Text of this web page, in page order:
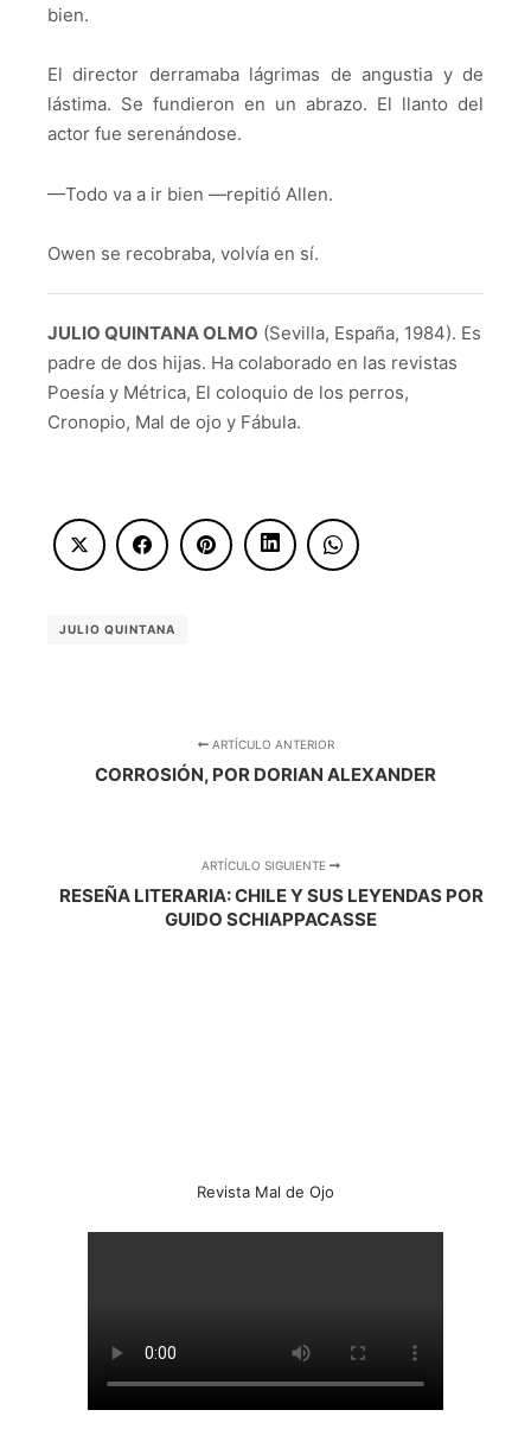
bien.
El director derramaba lágrimas de angustia y de
lástima. Se fundieron en un abrazo. El llanto del
actor fue serenándose.
—Todo va a ir bien —repitió Allen.
Owen se recobraba, volvía en sí.
JULIO QUINTANA OLMO (Sevilla, España, 1984). Es
padre de dos hijas. Ha colaborado en las revistas
Poesía y Métrica, El coloquio de los perros,
Cronopio, Mal de ojo y Fábula.
JULIO QUINTANA
ARTÍCULO ANTERIOR
CORROSIÓN, POR DORIAN ALEXANDER
ARTÍCULO SIGUIENTE
RESEÑA LITERARIA: CHILE Y SUS LEYENDAS POR
GUIDO SCHIAPPACASSE
Revista Mal de Ojo